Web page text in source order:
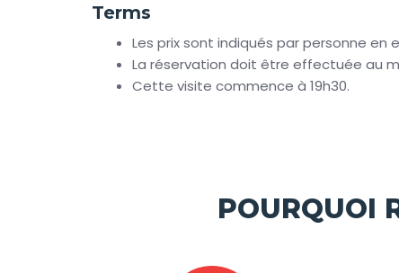
Terms
Les prix sont indiqués par personne en
La réservation doit être effectuée au
Cette visite commence à 19h30.
POURQUOI